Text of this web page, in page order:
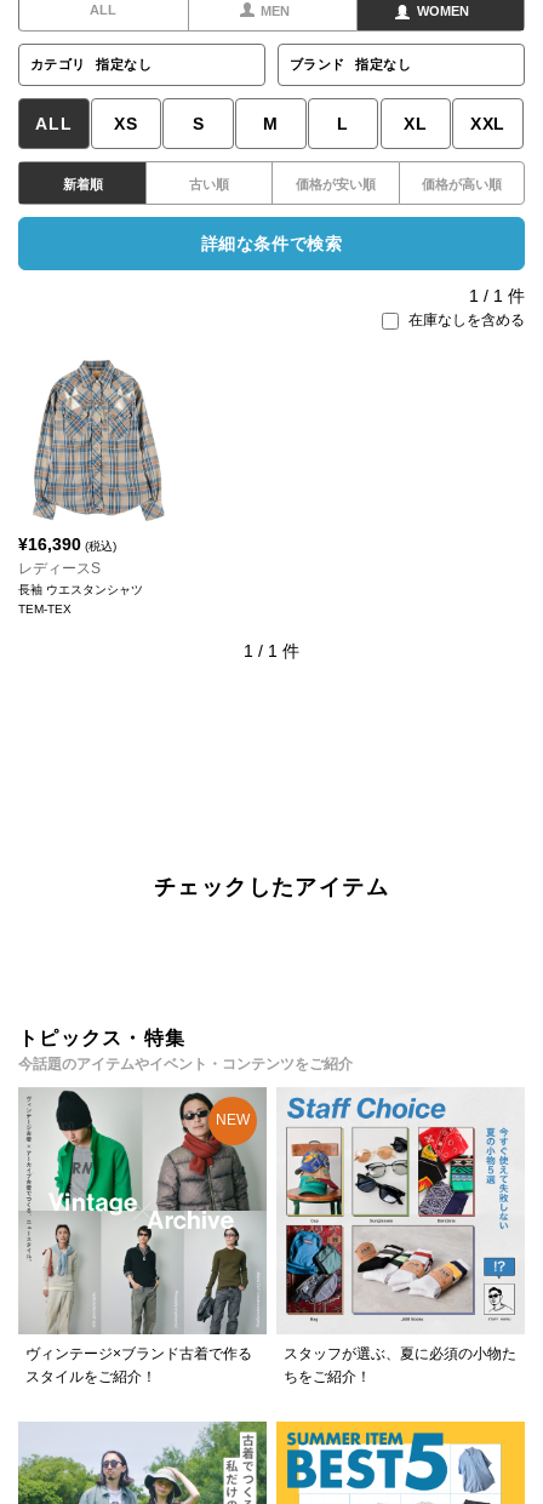
ALL MEN WOMEN
カテゴリ 指定なし ブランド 指定なし
ALL XS S M L XL XXL
新着順 古い順 価格が安い順 価格が高い順
詳細な条件で検索
1 / 1 件
在庫なしを含める
¥16,390 (税込)
レディースS
長袖 ウエスタンシャツ
TEM-TEX
1 / 1 件
チェックしたアイテム
トピックス・特集
今話題のアイテムやイベント・コンテンツをご紹介
ヴィンテージ×ブランド古着で作る
スタイルをご紹介！
スタッフが選ぶ、夏に必須の小物た
ちをご紹介！